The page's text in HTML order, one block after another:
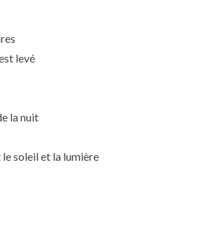
levé
la nuit
le soleil et la lumière